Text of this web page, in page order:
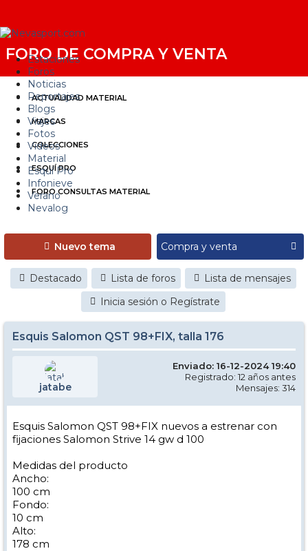
Estaciones
Foros
Noticias
Reportajes
Blogs
Viajes
Fotos
Videos
Material
Esquí Pro
Infonieve
Verano
Nevalog
FORO DE COMPRA Y VENTA
ACTUALIDAD MATERIAL
MARCAS
COLECCIONES
ESQUÍ PRO
FORO CONSULTAS MATERIAL
Nuevo tema
Destacado Lista de foros
Lista de mensajes
Inicia sesión o Regístrate
Esquis Salomon QST 98+FIX, talla 176
jatabe
Enviado: 16-12-2024 19:40
Registrado: 12 años antes
Mensajes: 314
Esquis Salomon QST 98+FIX nuevos a estrenar con
fijaciones Salomon Strive 14 gw d 100
Medidas del producto
Ancho:
100 cm
Fondo:
10 cm
Alto:
178 cm